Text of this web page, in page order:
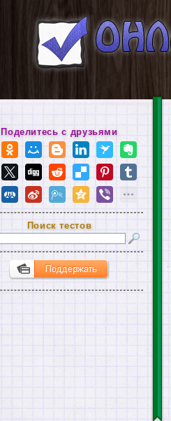
Поделитесь с друзьями
Поиск тестов